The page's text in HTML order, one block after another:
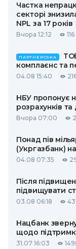
Частка
секторі
NPL за 17 років
Вчора 12:12 116
ПАРТНЕРСЬКА
комплаєнс та
04.08 15:40
НБУ пропонує
розрахунків та
Вчора 07:00
Понад пів
(Укргазбанк)
04.08 07:35
Після
підвищувати
03.08 06:18
Нацбанк
щодо
31.07 16:03